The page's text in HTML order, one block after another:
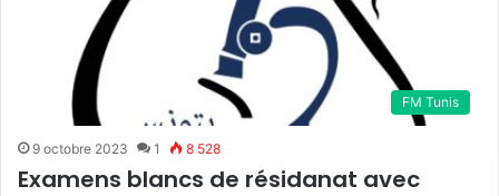
FM Tunis
9 octobre 2023 1 8 528
Examens blancs de résidanat avec